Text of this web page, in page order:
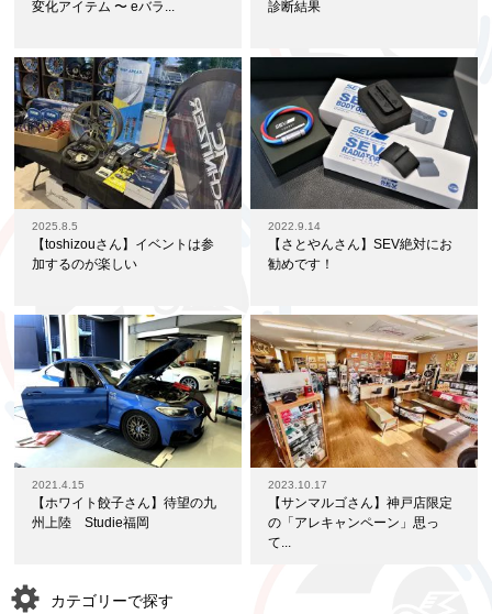
カテゴリーで探す
変化アイテム 〜 eバラ... 診断結果
2025.8.5
【toshizouさん】イベントは参
加するのが楽しい
2022.9.14
【さとやんさん】SEV絶対にお
勧めです！
2021.4.15
【ホワイト餃子さん】待望の九
州上陸 Studie福岡
2023.10.17
【サンマルゴさん】神戸店限定
の「アレキャンペーン」思っ
て...